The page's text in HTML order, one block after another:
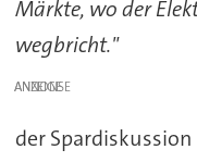
Märkte, wo der
wegbricht."
ANZEIGE
der